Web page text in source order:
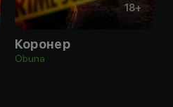
18+
Коронер
Obuna